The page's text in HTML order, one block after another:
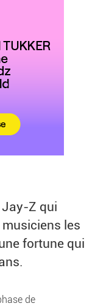
Jay-Z qui
les
fortune qui
de